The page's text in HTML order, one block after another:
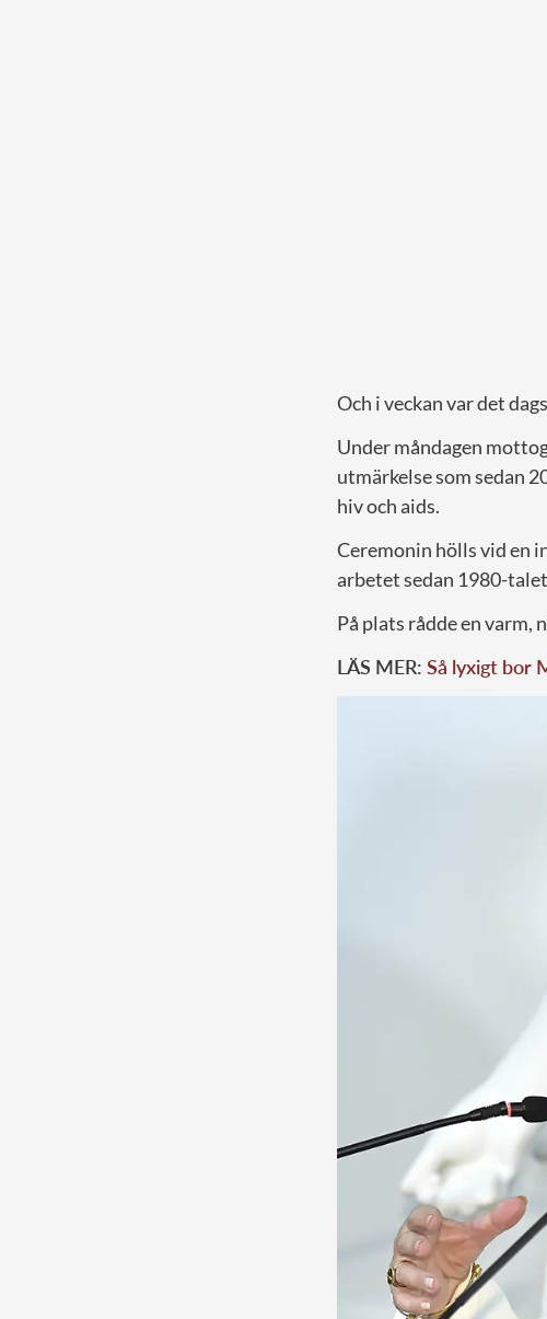
Och i veckan var det
Under måndagen
utmärkelse som sedan
hiv och aids.
Ceremonin hölls vid en
arbetet sedan 1980-
På plats rådde en varm,
LÄS MER: Så lyxigt bor